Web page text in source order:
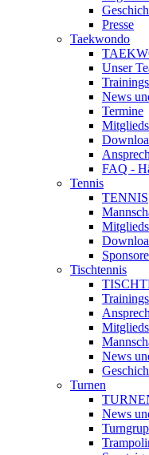
Presse
Taekwondo
Unser
News
Termine
FAQ -
Tennis
TENNIS
Tischtennis
News
Turnen
News